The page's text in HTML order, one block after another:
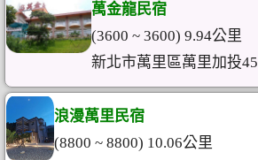
萬金龍民宿
(3600 ~ 3600) 9.94公里
新北市萬里區萬里加投
浪漫萬里民宿
(8800 ~ 8800) 10.06公里